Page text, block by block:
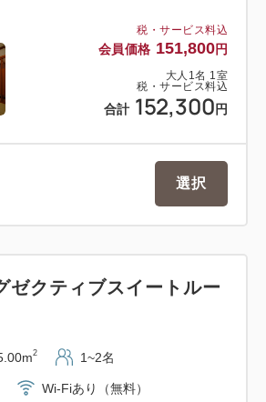
税・サービス料込
会員価格 151,800円
大人 1 名 1 室
税・サービス料込
合計 152,300 円
選択
ゼクティブスイートルー
2 1~2名
Wi-Fiあり（無料）